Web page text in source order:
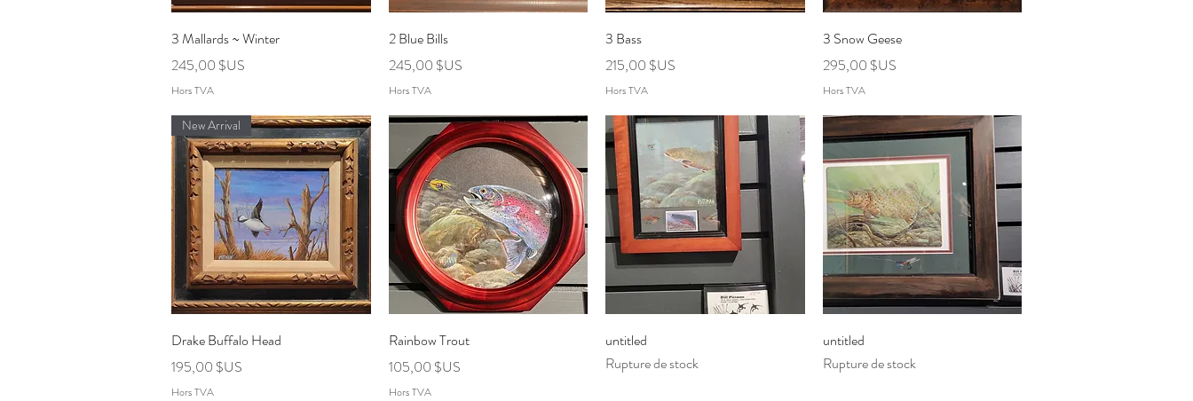
Aperçu rapide
3 Mallards ~ Winter
Prix
245,00 $US
Hors TVA
2 Blue Bills
Prix
245,00 $US
Hors TVA
3 Bass
Prix
215,00 $US
Hors TVA
Aperçu rapide
3 Snow Geese
Prix
295,00 $US
Hors TVA
Aperçu rapide
New Arrival
Drake Buffalo Head
Prix
195,00 $US
Hors TVA
Aperçu rapide
Rainbow Trout
Prix
105,00 $US
Hors TVA
untitled
Rupture de stock
untitled
Rupture de stock